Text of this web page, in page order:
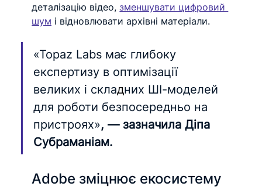
деталізацію відео, зменшувати цифровий
шум і відновлювати архівні матеріали.
«Topaz Labs має глибоку
експертизу в оптимізації
великих і складних ШІ-моделей
для роботи безпосередньо на
пристроях», — зазначила Діпа
Субраманіам.
Adobe зміцнює екосистему